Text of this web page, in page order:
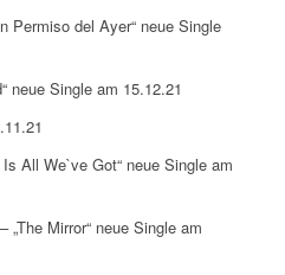
Permiso del Ayer“ neue Single
neue Single am 15.12.21
All We`ve Got“ neue Single am
„The Mirror“ neue Single am